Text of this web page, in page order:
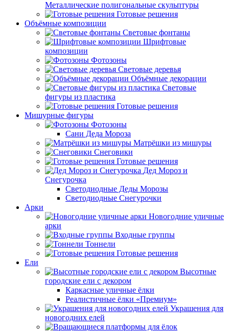
Металлические полигональные скульптуры
Готовые решения
Объёмные композиции
Световые фонтаны
Шрифтовые
композиции
Фотозоны
Световые деревья
Объёмные декорации
Световые
фигуры из пластика
Готовые решения
Мишурные фигуры
Фотозоны
Сани Деда Мороза
Матрёшки из мишуры
Снеговики
Готовые решения
Дед Мороз и
Снегурочка
Светодиодные Деды Морозы
Светодиодные Снегурочки
Арки
Новогодние уличные
арки
Входные группы
Тоннели
Готовые решения
Ели
Высотные
городские ели с декором
Каркасные уличные ёлки
Реалистичные ёлки «Премиум»
Украшения для
новогодних елей